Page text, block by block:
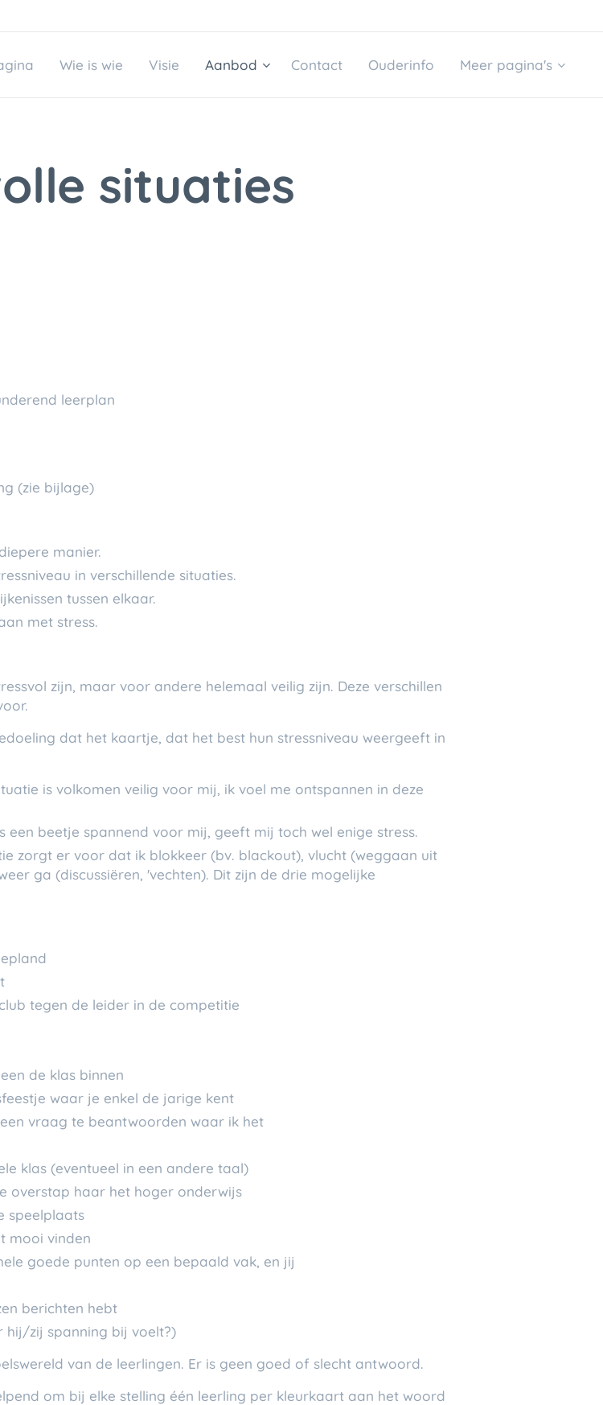
Wie is wie Visie Aanbod Contact Ouderinfo Meer pagina's
situaties
leerplan
(zie bijlage)
manier.
in verschillende situaties.
tussen elkaar.
met stress.
zijn, maar voor andere helemaal veilig zijn. Deze verschillen
dat het kaartje, dat het best hun stressniveau weergeeft in
is volkomen veilig voor mij, ik voel me ontspannen in deze
een beetje spannend voor mij, geeft mij toch wel enige stress.
zorgt er voor dat ik blokkeer (bv. blackout), vlucht (weggaan uit
ga (discussiëren, 'vechten). Dit zijn de drie mogelijke
tegen de leider in de competitie
de klas binnen
waar je enkel de jarige kent
vraag te beantwoorden waar ik het
klas (eventueel in een andere taal)
overstap haar het hoger onderwijs
speelplaats
mooi vinden
goede punten op een bepaald vak, en jij
berichten hebt
hij/zij spanning bij voelt?)
van de leerlingen. Er is geen goed of slecht antwoord.
om bij elke stelling één leerling per kleurkaart aan het woord